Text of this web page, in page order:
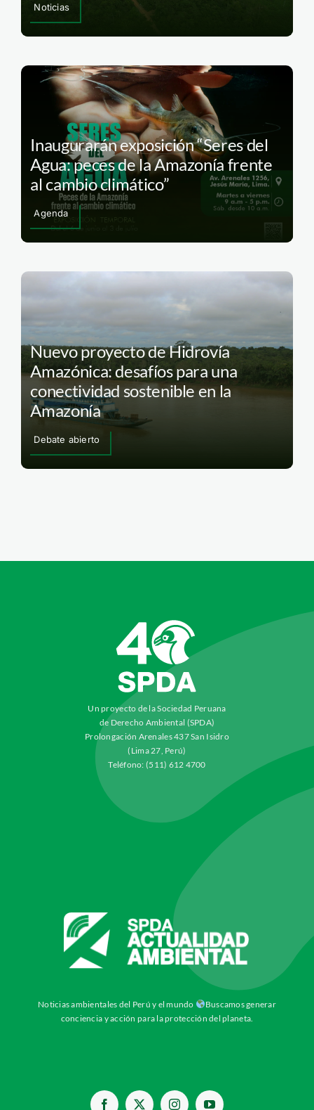
Noticias
Inaugurarán exposición “Seres del
Agua: peces de la Amazonía frente
al cambio climático”
Agenda
Nuevo proyecto de Hidrovía
Amazónica: desafíos para una
conectividad sostenible en la
Amazonía
Debate abierto
Un proyecto de la Sociedad Peruana
de Derecho Ambiental (SPDA)
Prolongación Arenales 437 San Isidro
(Lima 27, Perú)
Teléfono: (511) 612 4700
Noticias ambientales del Perú y el mundo
Buscamos generar
conciencia y acción para la protección del planeta.